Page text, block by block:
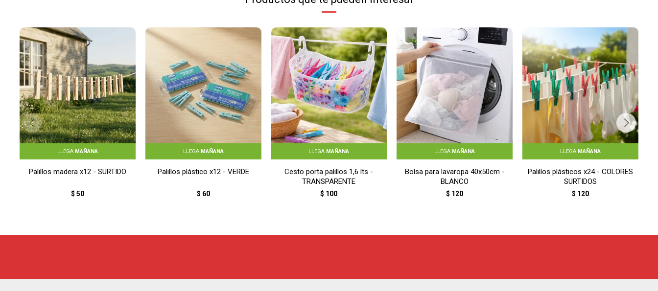
LLEGA MAÑANA
Palillos madera x12 - SURTIDO
$ 50
LLEGA MAÑANA
Palillos plástico x12 - VERDE
$ 60
LLEGA MAÑANA
Cesto porta palillos 1,6 lts -
TRANSPARENTE
$ 100
LLEGA MAÑANA
Bolsa para lavaropa 40x50cm -
BLANCO
$ 120
LLEGA MAÑANA
Palillos plásticos x24 - COLORES
SURTIDOS
$ 120